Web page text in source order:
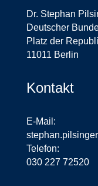
Dr. Stephan
Deutscher
Platz der
11011 Berlin
Kontakt
E-Mail:
Telefon:
030 227 72520